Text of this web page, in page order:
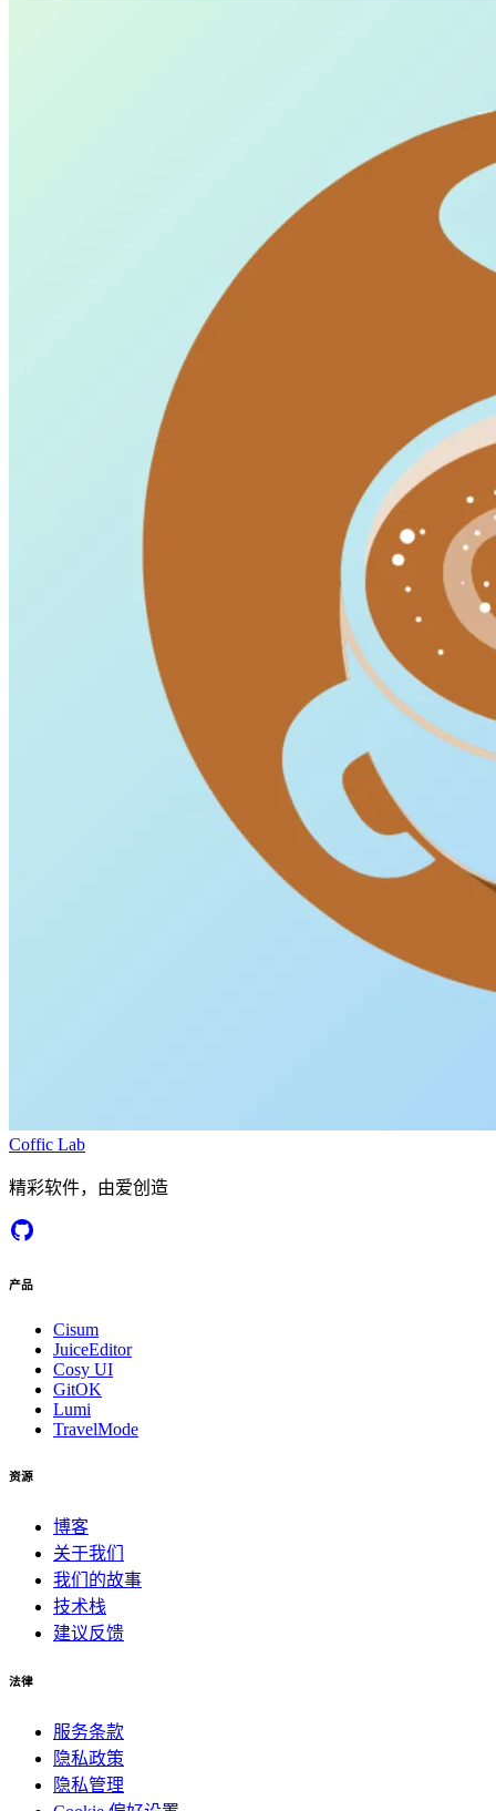
Coffic Lab
精彩软件，由爱创造
产品
Cisum
JuiceEditor
Cosy UI
GitOK
Lumi
TravelMode
资源
博客
关于我们
我们的故事
技术栈
建议反馈
法律
服务条款
隐私政策
隐私管理